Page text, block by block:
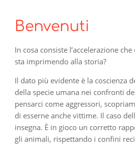
Benvenuti
In cosa consiste l’accelerazione
sta imprimendo alla storia?
Il dato più evidente è la coscienza
della specie umana nei confronti
pensarci come aggressori,
di esserne anche vittime. Il caso
insegna. È in gioco un corretto
gli animali, rispettando i confini